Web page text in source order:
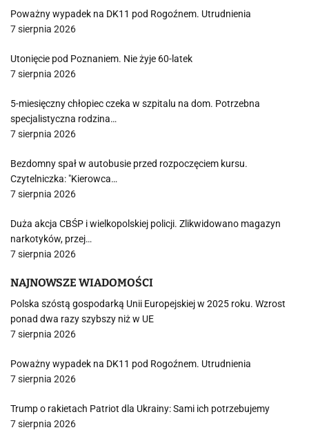
Poważny wypadek na DK11 pod Rogoźnem. Utrudnienia
7 sierpnia 2026
Utonięcie pod Poznaniem. Nie żyje 60-latek
7 sierpnia 2026
5-miesięczny chłopiec czeka w szpitalu na dom. Potrzebna
specjalistyczna rodzina…
7 sierpnia 2026
Bezdomny spał w autobusie przed rozpoczęciem kursu.
Czytelniczka: "Kierowca…
7 sierpnia 2026
Duża akcja CBŚP i wielkopolskiej policji. Zlikwidowano magazyn
narkotyków, przej…
7 sierpnia 2026
NAJNOWSZE WIADOMOŚCI
Polska szóstą gospodarką Unii Europejskiej w 2025 roku. Wzrost
ponad dwa razy szybszy niż w UE
7 sierpnia 2026
Poważny wypadek na DK11 pod Rogoźnem. Utrudnienia
7 sierpnia 2026
Trump o rakietach Patriot dla Ukrainy: Sami ich potrzebujemy
7 sierpnia 2026